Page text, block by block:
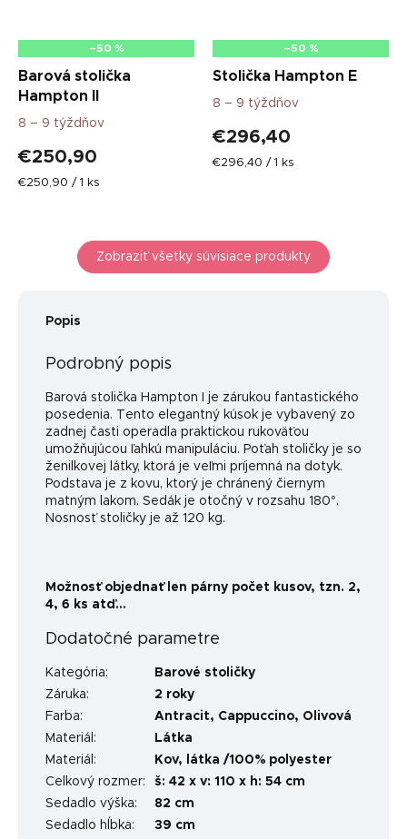
–50 %
Barová stolička
Hampton II
8 – 9 týždňov
€250,90
Jednotková
€250,90 / 1 ks
–50 %
Stolička Hampton E
8 – 9 týždňov
€296,40
Jednotková
€296,40 / 1 ks
Zobraziť všetky súvisiace produkty
Popis
Podrobný popis
Barová stolička Hampton I je zárukou fantastického
posedenia. Tento elegantný kúsok je vybavený zo
zadnej časti operadla praktickou rukoväťou
umožňujúcou ľahkú manipuláciu. Poťah stoličky je so
ženilkovej látky, ktorá je veľmi príjemná na dotyk.
Podstava je z kovu, ktorý je chránený čiernym
matným lakom. Sedák je otočný v rozsahu 180°.
Nosnosť stoličky je až 120 kg.
Možnosť objednať len párny počet kusov, tzn. 2,
4, 6 ks atď...
Dodatočné parametre
Kategória:
Barové stoličky
Záruka:
2 roky
Farba: Antracit, Cappuccino, Olivová
Materiál :
Látka
Materiál :
Kov, látka /100% polyester
Celkový rozmer:
š: 42 x v: 110 x h: 54 cm
Sedadlo výška:
82 cm
Sedadlo hĺbka:
39 cm